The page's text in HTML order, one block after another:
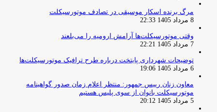
مرگ برنده اسکار موسیقی در تصادف موتورسیکلت
8 مرداد 1405 22:33
وقتی موتورسیکلت‌ها آرامش ارومیه را می‌بلعند
7 مرداد 1405 22:21
توضیحات شهرداری پایتخت درباره طرح ترافیک موتورسیکلت‌ها
6 مرداد 1405 19:06
معاون زنان رییس جمهور: منتظر اعلام زمان صدور گواهینامه
موتورسیکلت بانوان از سوی پلیس هستیم
5 مرداد 1405 20:12